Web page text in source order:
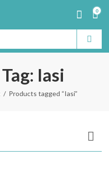
0
Iasi
Products tagged “Iasi”